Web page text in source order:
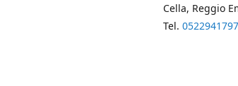
Cella, Reggio
Tel. 0522941797